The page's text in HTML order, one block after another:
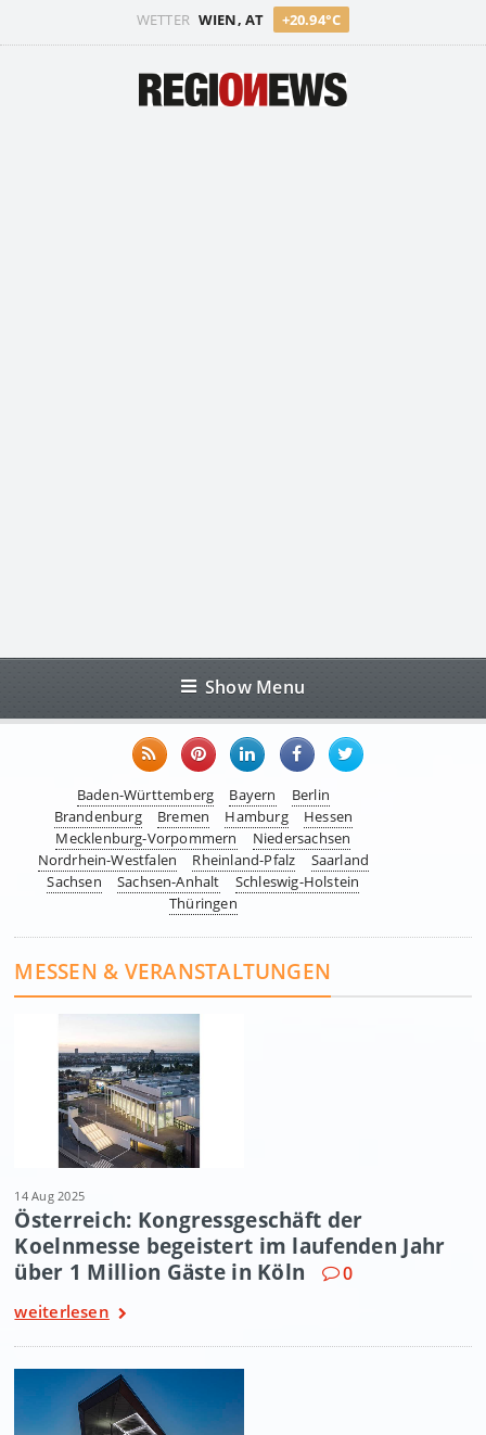
WETTER WIEN, AT +20.94°C
Show Menu
Baden-Württemberg Bayern
Berlin
Brandenburg
Bremen Hamburg
Hessen
Mecklenburg-Vorpommern
Niedersachsen
Nordrhein-Westfalen
Rheinland-Pfalz
Saarland
Sachsen
Sachsen-Anhalt
Schleswig-Holstein
Thüringen
MESSEN & VERANSTALTUNGEN
14 Aug 2025
Österreich: Kongressgeschäft der
Koelnmesse begeistert im laufenden Jahr
über 1 Million Gäste in Köln
0
weiterlesen